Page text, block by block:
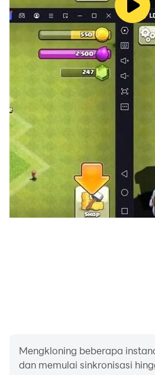
Mengkloning beberapa
dan memulai sinkronisasi